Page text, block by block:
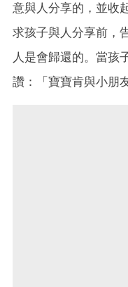
意與人分享的，並收
求孩子與人分享前，
人是會歸還的。當孩
讚：「寶寶肯與小朋